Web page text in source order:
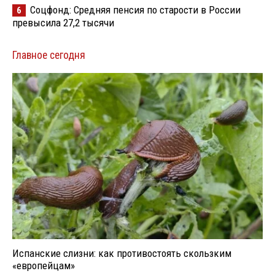
6
Соцфонд: Средняя пенсия по старости в России
превысила 27,2 тысячи
Главное сегодня
Испанские слизни: как противостоять скользким
«европейцам»